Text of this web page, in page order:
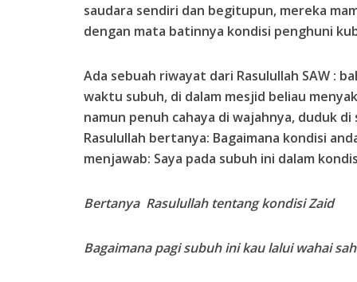
saudara sendiri dan begitupun, mereka
dengan mata batinnya kondisi penghuni
Ada sebuah riwayat dari Rasulullah SAW :
waktu subuh, di dalam mesjid beliau
namun penuh cahaya di wajahnya, duduk
Rasulullah bertanya: Bagaimana kondisi
menjawab: Saya pada subuh ini dalam
Bertanya Rasulullah tentang kondisi Zaid
Bagaimana pagi subuh ini kau lalui wahai